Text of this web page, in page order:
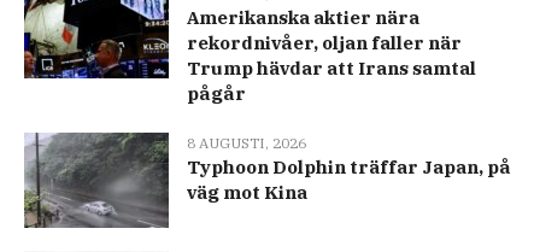
Amerikanska aktier nära
rekordnivåer, oljan faller när
Trump hävdar att Irans samtal
pågår
8 AUGUSTI, 2026
Typhoon Dolphin träffar Japan, på
väg mot Kina